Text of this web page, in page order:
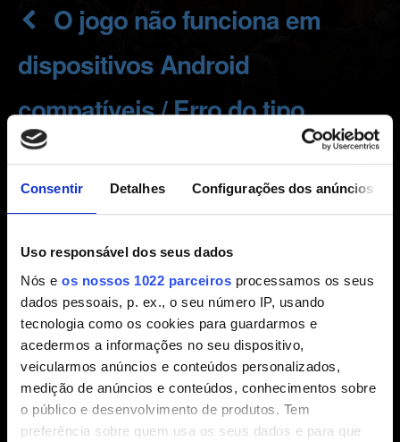
Consentir Detalhes Configurações dos anúncios
Uso responsável dos seus dados
Nós e os nossos 1022 parceiros processamos os seus
dados pessoais, p. ex., o seu número IP, usando
tecnologia como os cookies para guardarmos e
acedermos a informações no seu dispositivo,
veicularmos anúncios e conteúdos personalizados,
medição de anúncios e conteúdos, conhecimentos sobre
o público e desenvolvimento de produtos. Tem
preferência sobre quem usa os seus dados e para que
O jogo não funciona em
dispositivos Android
compatíveis / Erro do tipo
"Problemas de rede"
Estamos ciente do problema que impede jogadores de
iniciar
Thronebreaker: The Witcher Tales
Android compatíveis, com a mensagem de erro:
"Problemas de rede. Verifique a conexão com a internet e
tente novamente. Verifique se há atualizações do Android
e dos serviços Google Play". Pedimos desculpas pelo
transtorno e agradecemos a paciência enquanto
investigamos o problema.